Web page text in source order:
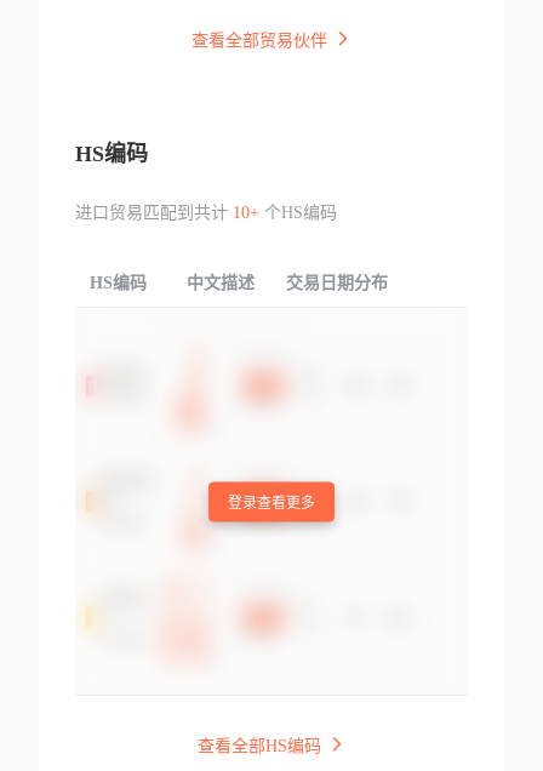
查看全部贸易伙伴
HS编码
进口贸易匹配到共计 10+个HS编码
HS编码 中文描述 交易日期分布
登录查看更多
查看全部HS编码